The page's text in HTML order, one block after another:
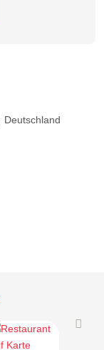
Deutschland